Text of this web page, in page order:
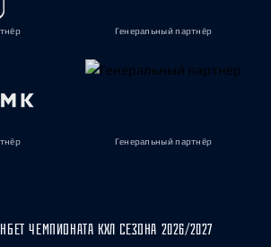
Генеральный партнёр
Генеральный партнёр
ЧЕМПИОНАТА КХЛ СЕЗОНА 2026/2027